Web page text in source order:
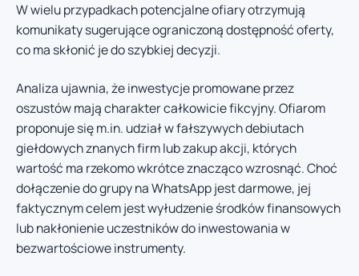
W wielu przypadkach potencjalne ofiary otrzymują
komunikaty sugerujące ograniczoną dostępność oferty,
co ma skłonić je do szybkiej decyzji.
Analiza ujawnia, że inwestycje promowane przez
oszustów mają charakter całkowicie fikcyjny. Ofiarom
proponuje się m.in. udział w fałszywych debiutach
giełdowych znanych firm lub zakup akcji, których
wartość ma rzekomo wkrótce znacząco wzrosnąć. Choć
dołączenie do grupy na WhatsApp jest darmowe, jej
faktycznym celem jest wyłudzenie środków finansowych
lub nakłonienie uczestników do inwestowania w
bezwartościowe instrumenty.